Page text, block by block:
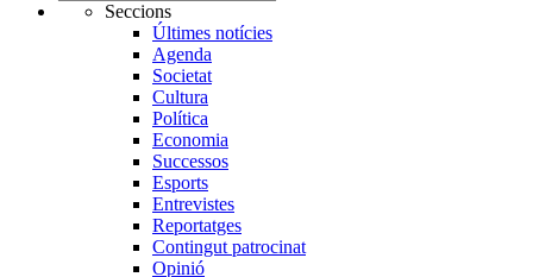
Seccions
Últimes notícies
Agenda
Societat
Cultura
Política
Economia
Successos
Esports
Entrevistes
Reportatges
Contingut patrocinat
Opinió